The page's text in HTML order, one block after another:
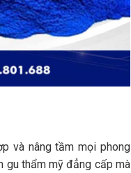
và nâng tầm mọi phong
gu thẩm mỹ đẳng cấp mà